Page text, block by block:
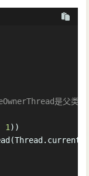
是父类
1 ))